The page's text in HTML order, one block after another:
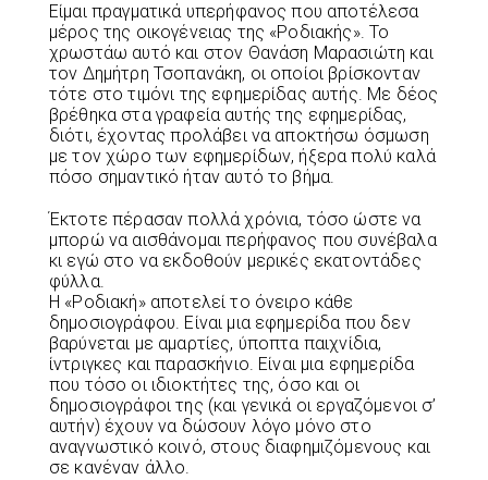
Είμαι πραγματικά υπερήφανος που αποτέλεσα
μέρος της οικογένειας της «Ροδιακής». Το
χρωστάω αυτό και στον Θανάση Μαρασιώτη και
τον Δημήτρη Τσοπανάκη, οι οποίοι βρίσκονταν
τότε στο τιμόνι της εφημερίδας αυτής. Με δέος
βρέθηκα στα γραφεία αυτής της εφημερίδας,
διότι, έχοντας προλάβει να αποκτήσω όσμωση
με τον χώρο των εφημερίδων, ήξερα πολύ καλά
πόσο σημαντικό ήταν αυτό το βήμα.
Έκτοτε πέρασαν πολλά χρόνια, τόσο ώστε να
μπορώ να αισθάνομαι περήφανος που συνέβαλα
κι εγώ στο να εκδοθούν μερικές εκατοντάδες
φύλλα.
Η «Ροδιακή» αποτελεί το όνειρο κάθε
δημοσιογράφου. Είναι μια εφημερίδα που δεν
βαρύνεται με αμαρτίες, ύποπτα παιχνίδια,
ίντριγκες και παρασκήνιο. Είναι μια εφημερίδα
που τόσο οι ιδιοκτήτες της, όσο και οι
δημοσιογράφοι της (και γενικά οι εργαζόμενοι σ’
αυτήν) έχουν να δώσουν λόγο μόνο στο
αναγνωστικό κοινό, στους διαφημιζόμενους και
σε κανέναν άλλο.